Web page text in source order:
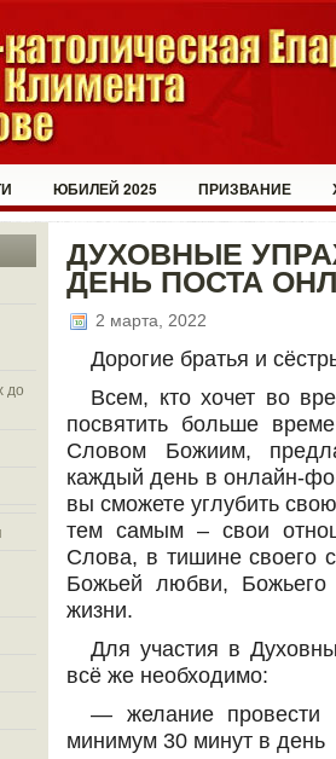
ЮБИЛЕЙ 2025 ПРИЗВАНИЕ
до
ДУХОВНЫЕ
ДЕНЬ ПОСТА
2 марта, 2022
Дорогие братья и
Всем, кто хочет во
посвятить больше
Словом Божиим,
каждый день в онлайн-
вы сможете углубить
тем самым – свои
Слова, в тишине своего
Божьей любви, Божьего
жизни.
Для участия в
всё же необходимо:
— желание провести
минимум 30 минут в день